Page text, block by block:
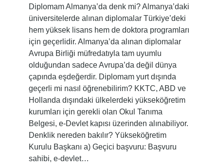
Diplomam Almanya’da denk mi? Almanya’daki
üniversitelerde alınan diplomalar Türkiye’deki
hem yüksek lisans hem de doktora programları
için geçerlidir. Almanya’da alınan diplomalar
Avrupa Birliği müfredatıyla tam uyumlu
olduğundan sadece Avrupa’da değil dünya
çapında eşdeğerdir. Diplomam yurt dışında
geçerli mi nasıl öğrenebilirim? KKTC, ABD ve
Hollanda dışındaki ülkelerdeki yükseköğretim
kurumları için gerekli olan Okul Tanıma
Belgesi, e-Devlet kapısı üzerinden alınabiliyor.
Denklik nereden bakılır? Yükseköğretim
Kurulu Başkanı a) Geçici başvuru: Başvuru
sahibi, e-devlet…